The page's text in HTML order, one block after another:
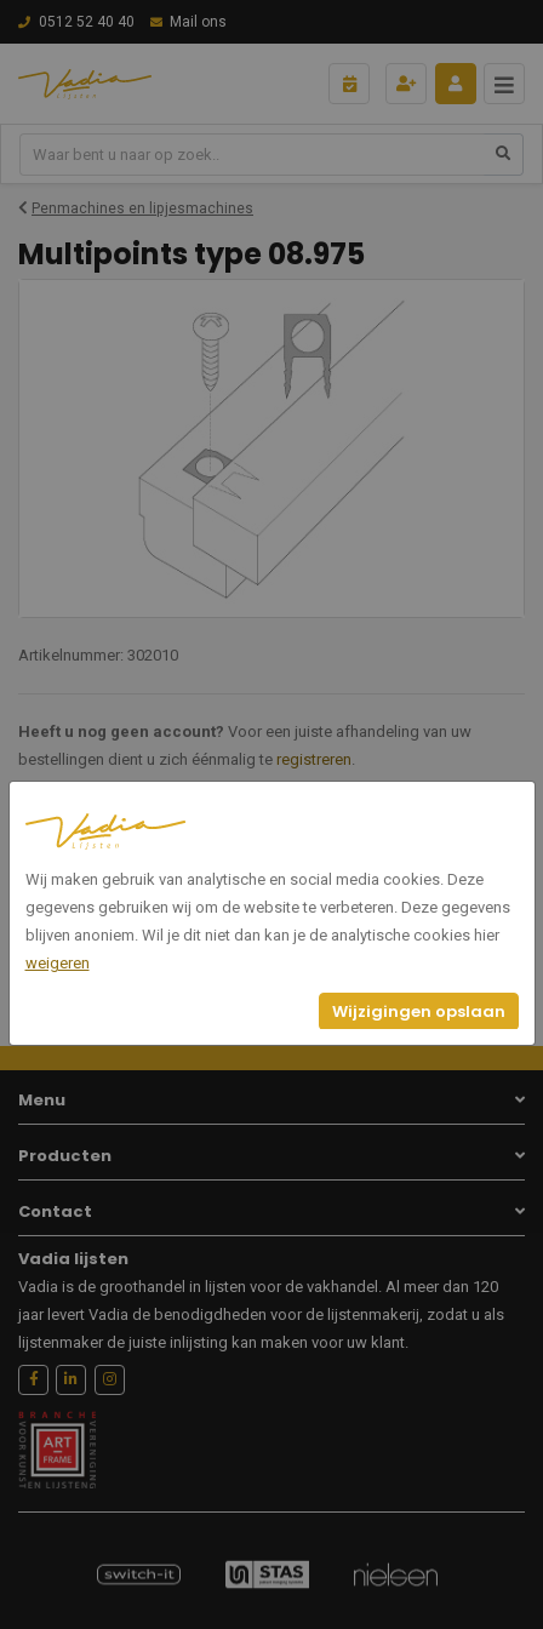
0512 52 40 40 Mail ons
Penmachines en lipjesmachines
Multipoints type 08.975
Artikelnummer: 302010
Heeft u nog geen account? Voor een juiste afhandeling van uw
bestellingen dient u zich éénmalig te registreren.
Specificaties
Artikelnummer 302010
Menu
Producten
Contact
Vadia lijsten
Vadia is de groothandel in lijsten voor de vakhandel. Al meer dan 120
jaar levert Vadia de benodigdheden voor de lijstenmakerij, zodat u als
lijstenmaker de juiste inlijsting kan maken voor uw klant.
Wij maken gebruik van analytische en social media cookies. Deze
gegevens gebruiken wij om de website te verbeteren. Deze gegevens
blijven anoniem. Wil je dit niet dan kan je de analytische cookies hier
weigeren
Wijzigingen opslaan